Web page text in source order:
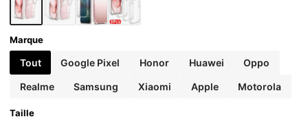
Marque
Tout Google Pixel Honor Huawei Oppo
Realme Samsung Xiaomi Apple Motorola
Taille